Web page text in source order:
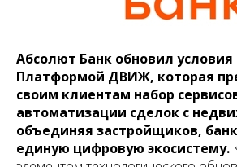
Абсолют Банк обновил условия
Платформой ДВИЖ, которая
своим клиентам набор
автоматизации сделок с
объединяя застройщиков,
единую цифровую экосистему.